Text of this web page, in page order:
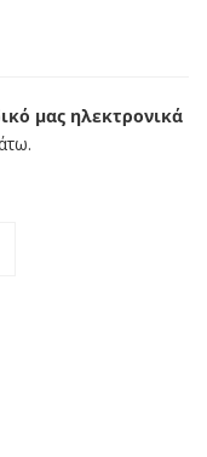
μας ηλεκτρονικά